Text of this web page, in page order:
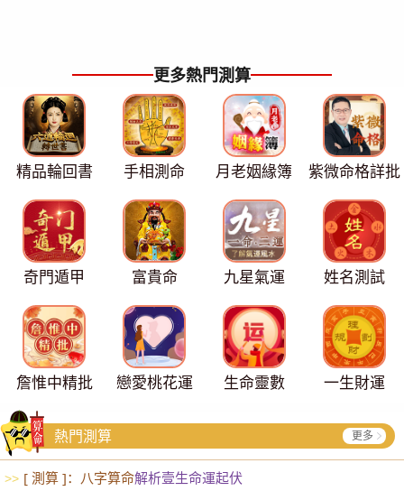
更多熱門測算
精品輪回書 手相測命 月老姻緣簿 紫微命格詳批
奇門遁甲 富貴命 九星氣運 姓名測試
詹惟中精批 戀愛桃花運 生命靈數 一生財運
熱門測算 更多
>> [ 測算 ]：八字算命解析壹生命運起伏